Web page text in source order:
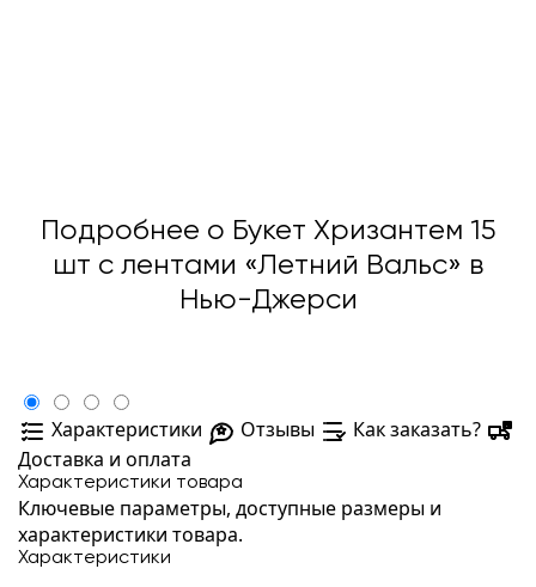
Подробнее о Букет Хризантем 15
шт с лентами «Летний Вальс» в
Нью-Джерси
Характеристики Отзывы
Как заказать?
Доставка и оплата
Характеристики товара
Ключевые параметры, доступные размеры и
характеристики товара.
Характеристики